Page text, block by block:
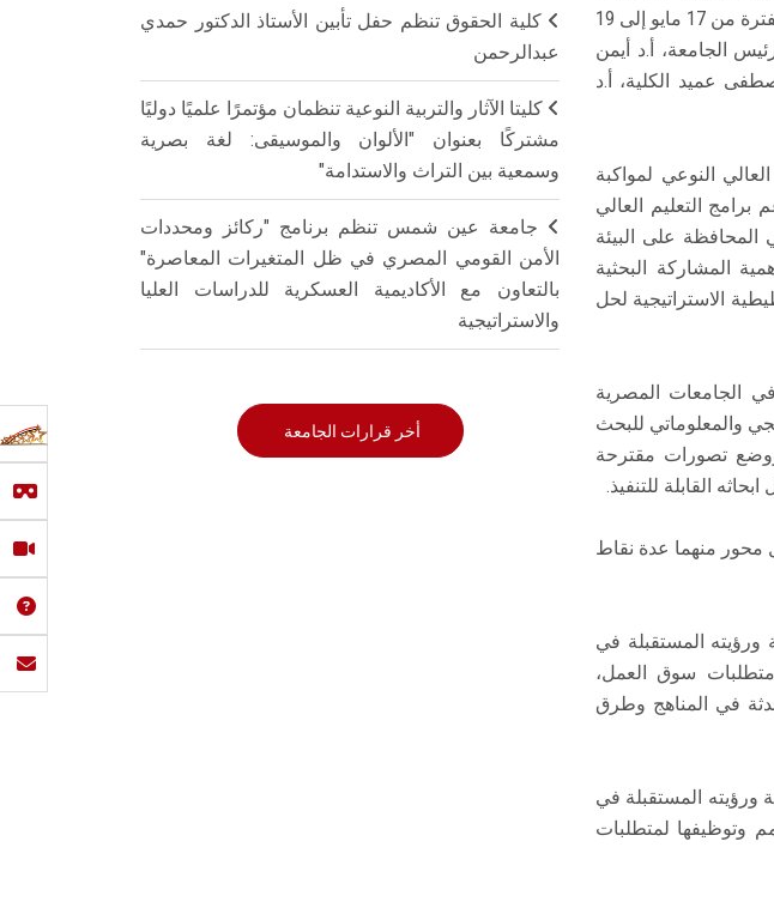
الاستراتيجي للتعليم النوعي في ضوء التحديات والتحولات العالمية ”آفاق وحلول“ وذلك في الفترة من 17 مايو إلى 19
رئيس الجامعة، أ.د أيمن
عميد الكلية، أ.د
النوعي لمواكبة
التعليم العالي
على البيئة
المشاركة البحثية
الاستراتيجية لحل
الجامعات المصرية
والمعلوماتي للبحث
ووضع تصورات مقترحة
القابلة للتنفيذ.
6 محاور أساسية يتضمن كل محور منهما عدة نقاط
ورؤيته المستقبلة في
متطلبات سوق العمل،
في المناهج وطرق
ورؤيته المستقبلة في
وتوظيفها لمتطلبات
كلية الحقوق تنظم حفل تأبين الأستاذ الدكتور حمدي
عبدالرحمن
كليتا الآثار والتربية النوعية تنظمان مؤتمرًا علميًا دوليًا
مشتركًا بعنوان "الألوان والموسيقى: لغة بصرية
وسمعية بين التراث والاستدامة"
جامعة عين شمس تنظم برنامج "ركائز ومحددات
الأمن القومي المصري في ظل المتغيرات المعاصرة"
بالتعاون مع الأكاديمية العسكرية للدراسات العليا
والاستراتيجية
أخر قرارات الجامعة